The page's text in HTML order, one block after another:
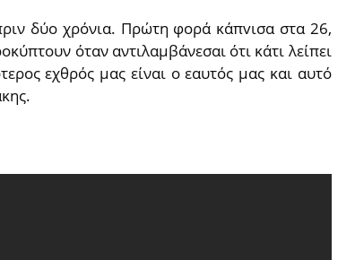
δύο χρόνια. Πρώτη φορά κάπvισα στα 26,
όταν αντιλαμβάνεσαι ότι κάτι λείπει
εχθρός μας είναι ο εαυτός μας και αυτό